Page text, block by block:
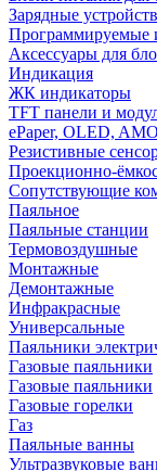
Зарядные
Программируемые
Аксессуары для
Индикация
ЖК индикаторы
TFT панели и
ePaper, OLED,
Резистивные
Проекционно-
Сопутствующие
Паяльное
Паяльные станции
Термовоздушные
Монтажные
Демонтажные
Инфракрасные
Универсальные
Паяльники
Газовые паяльники
Газовые паяльники
Газовые горелки
Газ
Паяльные ванны
Ультразвуковые